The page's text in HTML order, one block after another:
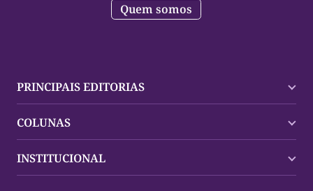
Quem somos
PRINCIPAIS EDITORIAS
Palmas
Mundo
COLUNAS
Policial
INSTITUCIONAL